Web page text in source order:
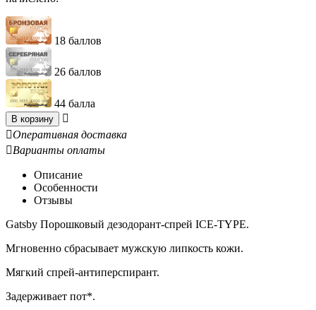
18 баллов
26 баллов
44 балла
В корзину

Оперативная доставка
Варианты оплаты
Описание
Особенности
Отзывы
Gatsby Порошковый дезодорант-спрей ICE-TYPE.
Мгновенно сбрасывает мужскую липкость кожи.
Мягкий спрей-антиперспирант.
Задерживает пот*.